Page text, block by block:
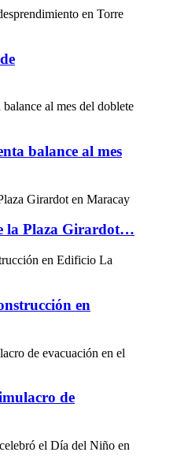
balance al mes
la Plaza Girardot…
en
de